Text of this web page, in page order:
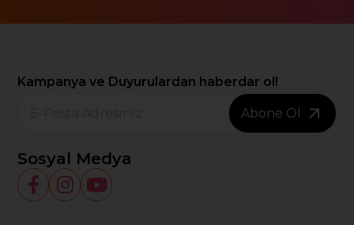
Kampanya ve Duyurulardan haberdar ol!
Abone Ol
Sosyal Medya